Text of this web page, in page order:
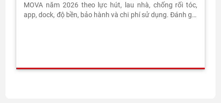
MOVA năm 2026 theo lực hút, lau nhà, chống rối tóc,
app, dock, độ bền, bảo hành và chi phí sử dụng. Đánh giá